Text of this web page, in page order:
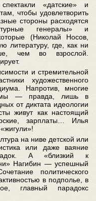
«датские» и
чтобы удовлетворить
стороны расходятся
генералы» и
(Николай Носов,
литературу, где, как ни
чем во взрослой.
и стремительной
художественного
Напротив, многие
— правда, лишь в
от диктата идеологии
живут как настоящий
зарплаты… Илья
на ниве детской или
или даже ваяние
А «близкий к
Нагибин — успешный
политического
в подполье, в
главный парадокс